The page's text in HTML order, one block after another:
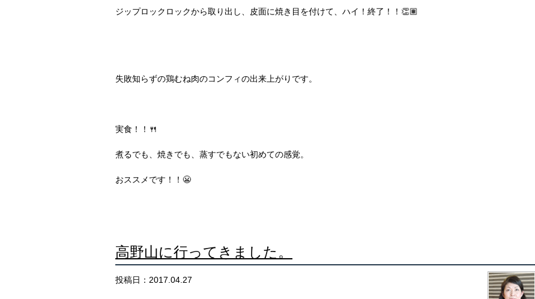
ジップロックロックから取り出し、皮面に焼き目を付けて、ハイ！終了！！👏🏽
失敗知らずの鶏むね肉のコンフィの出来上がりです。
実食！！🍴
煮るでも、焼きでも、蒸すでもない初めての感覚。
おススメです！！😬
高野山に行ってきました。
投稿日：2017.04.27